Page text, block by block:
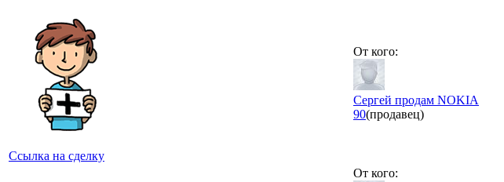
Ссылка на сделку
От кого:
Сергей продам NOKIA
90(продавец)
От кого: